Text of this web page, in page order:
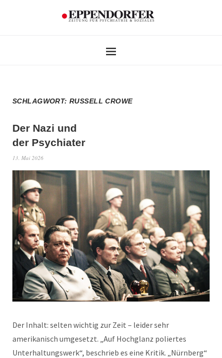
SCHLAGWORT:RUSSELL CROWE
Der Nazi und
der Psychiater
13. Mai 2026
Der Inhalt: selten wichtig zur Zeit – leider sehr
amerikanisch umgesetzt. „Auf Hochglanz poliertes
Unterhaltungswerk“, beschrieb es eine Kritik. „Nürnberg“